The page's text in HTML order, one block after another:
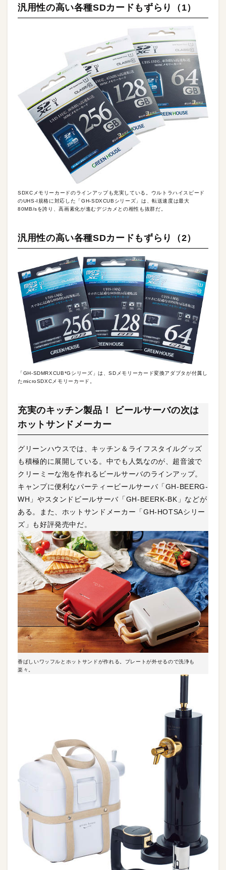
汎用性の高い各種SDカードもずらり（1）
SDXCメモリーカードのラインアップも充実している。ウルトラハイスピード
のUHS-I規格に対応した「GH-SDXCUBシリーズ」は、転送速度は最大
80MB/sを誇り、高画素化が進むデジカメとの相性も抜群だ。
汎用性の高い各種SDカードもずらり（2）
「GH-SDMRXCUB*Gシリーズ」は、SDメモリーカード変換アダプタが付属し
たmicroSDXCメモリーカード。
充実のキッチン製品！ ビールサーバの次は
ホットサンドメーカー
グリーンハウスでは、キッチン＆ライフスタイルグッズ
も積極的に展開している。中でも人気なのが、超音波で
クリーミーな泡を作れるビールサーバのラインアップ。
キャンプに便利なパーティービールサーバ「GH-BEERG-
WH」やスタンドビールサーバ「GH-BEERK-BK」などが
ある。また、ホットサンドメーカー「GH-HOTSAシリー
ズ」も好評発売中だ。
香ばしいワッフルとホットサンドが作れる。プレートが外せるので洗浄も
楽々。